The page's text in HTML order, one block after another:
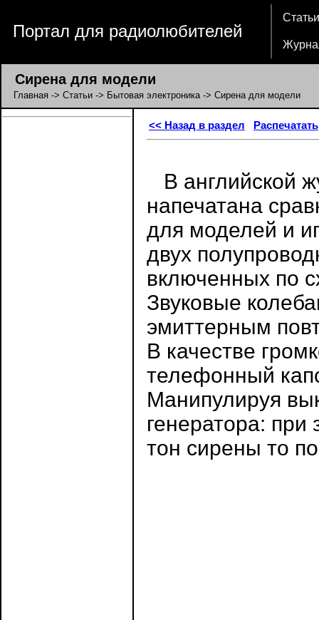
Портал для радиолюбителей
Статьи
Сирена для модели
Главная -> Статьи -> Бытовая электроника-> Сирена для модели
<< Назад в раздел Распечатать
В английской
напечатана
для моделей и
двух
включенных по
Звуковые
эмиттерным
В качестве
телефонный
Манипулируя
генератора:
тон сирены то